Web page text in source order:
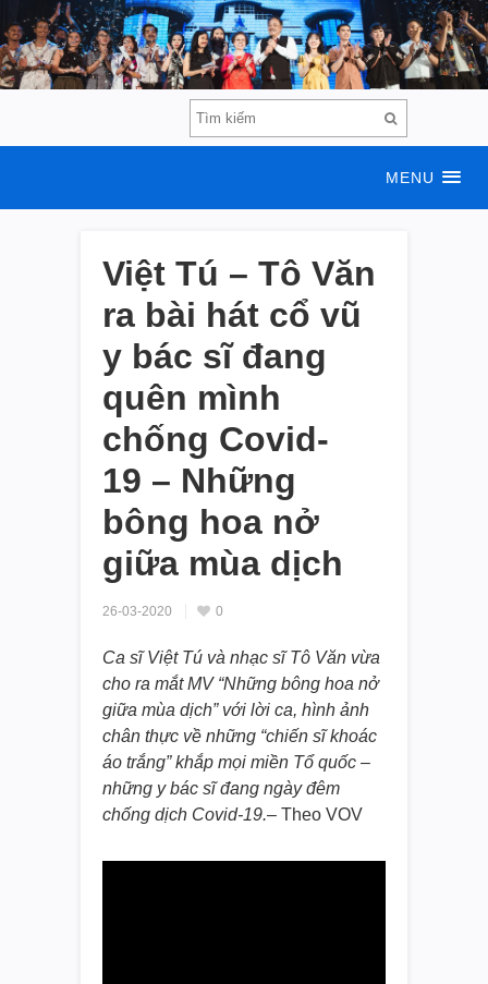
MENU
Việt Tú – Tô Văn
ra bài hát cổ vũ
y bác sĩ đang
quên mình
chống Covid-
19 – Những
bông hoa nở
giữa mùa dịch
26-03-2020 0
Ca sĩ Việt Tú và nhạc sĩ Tô Văn vừa
cho ra mắt MV “Những bông hoa nở
giữa mùa dịch” với lời ca, hình ảnh
chân thực về những “chiến sĩ khoác
áo trắng” khắp mọi miền Tổ quốc –
những y bác sĩ đang ngày đêm
chống dịch Covid-19.– Theo VOV